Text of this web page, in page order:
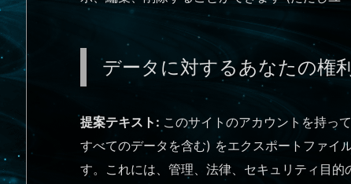
データに対するあなたの権利
提案テキスト: このサイトのアカウントを持っ
すべてのデータを含む) をエクスポートファイ
す。これには、管理、法律、セキュリティ目的